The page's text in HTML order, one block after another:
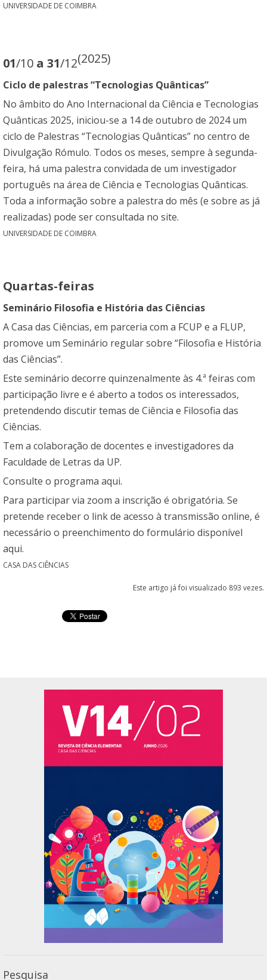
UNIVERSIDADE DE COIMBRA
01/10 a 31/12(2025)
Ciclo de palestras “Tecnologias Quânticas”
No âmbito do Ano Internacional da Ciência e Tecnologias
Quânticas 2025, iniciou-se a 14 de outubro de 2024 um
ciclo de Palestras “Tecnologias Quânticas” no centro de
Divulgação Rómulo. Todos os meses, sempre à segunda-
feira, há uma palestra convidada de um investigador
português na área de Ciência e Tecnologias Quânticas.
Toda a informação sobre a palestra do mês (e sobre as já
realizadas) pode ser consultada no site.
UNIVERSIDADE DE COIMBRA
Quartas-feiras
Seminário Filosofia e História das Ciências
A Casa das Ciências, em parceria com a FCUP e a FLUP,
promove um Seminário regular sobre “Filosofia e História
das Ciências”.
Este seminário decorre quinzenalmente às 4.ª feiras com
participação livre e é aberto a todos os interessados,
pretendendo discutir temas de Ciência e Filosofia das
Ciências.
Tem a colaboração de docentes e investigadores da
Faculdade de Letras da UP.
Consulte o programa aqui.
Para participar via zoom a inscrição é obrigatória. Se
pretende receber o link de acesso à transmissão online, é
necessário o preenchimento do formulário disponível
aqui.
CASA DAS CIÊNCIAS
Este artigo já foi visualizado 893 vezes.
Pesquisa